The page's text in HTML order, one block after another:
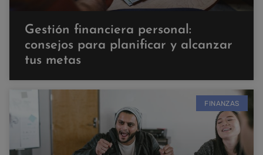
Gestión financiera personal:
consejos para planificar y alcanzar
tus metas
FINANZAS